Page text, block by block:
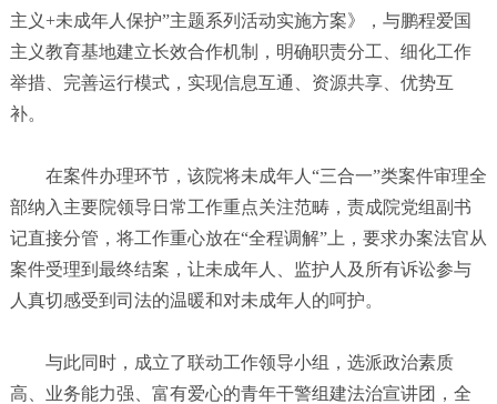
主义+未成年人保护”主题系列活动实施方案》，与鹏程爱国
主义教育基地建立长效合作机制，明确职责分工、细化工作
举措、完善运行模式，实现信息互通、资源共享、优势互
补。
在案件办理环节，该院将未成年人“三合一”类案件审理全
部纳入主要院领导日常工作重点关注范畴，责成院党组副书
记直接分管，将工作重心放在“全程调解”上，要求办案法官从
案件受理到最终结案，让未成年人、监护人及所有诉讼参与
人真切感受到司法的温暖和对未成年人的呵护。
与此同时，成立了联动工作领导小组，选派政治素质
高、业务能力强、富有爱心的青年干警组建法治宣讲团，全